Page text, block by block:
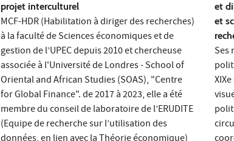
projet interculturel
MCF-HDR (Habilitation à diriger des recherches)
à la faculté de Sciences économiques et de
gestion de l’UPEC depuis 2010 et chercheuse
associée à l'Université de Londres - School of
Oriental and African Studies (SOAS), "Centre
for Global Finance". de 2017 à 2023, elle a été
membre du conseil de laboratoire de l’ERUDITE
(Equipe de recherche sur l’utilisation des
et
et
Ses